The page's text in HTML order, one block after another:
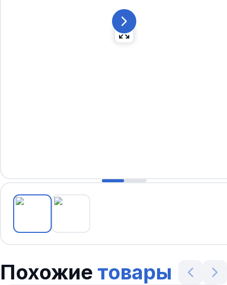
Похожие товары